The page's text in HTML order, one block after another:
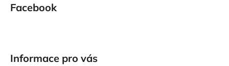
Facebook
Informace pro vás